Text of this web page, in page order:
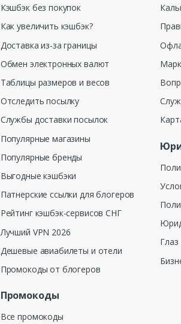
Кэшбэк без покупок
Как увеличить кэшбэк?
Доставка из-за границы
Обмен электронных валют
Таблицы размеров и весов
Отследить посылку
Службы доставки посылок
Популярные магазины
Популярные бренды
Выгодные кэшбэки
Патнерские ссылки для блогеров
Рейтинг кэшбэк-сервисов СНГ
Лучший VPN 2026
Дешевые авиабилеты и отели
Промокоды от блогеров
Промокоды
Все промокоды